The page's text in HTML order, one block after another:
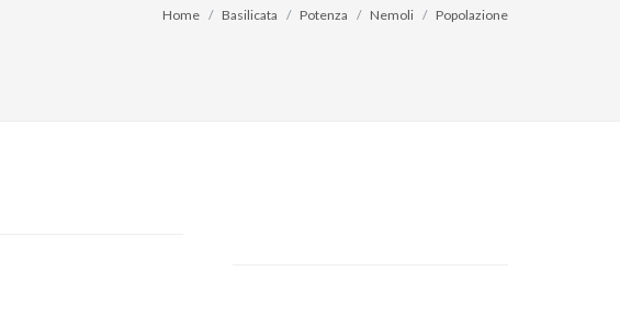
Home Basilicata Potenza Nemoli Popolazione